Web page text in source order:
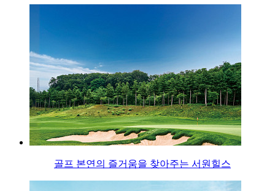
골프 본연의 즐거움을 찾아주는 서원힐스